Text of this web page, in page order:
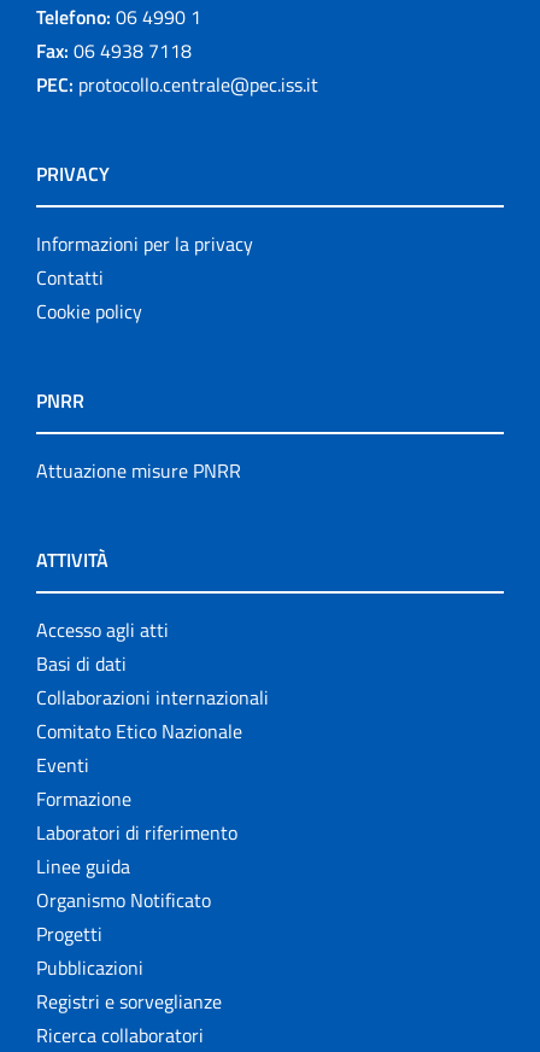
Telefono: 06 4990 1
Fax: 06 4938 7118
PEC: protocollo.centrale@pec.iss.it
PRIVACY
Informazioni per la privacy
Contatti
Cookie policy
PNRR
Attuazione misure PNRR
ATTIVITÀ
Accesso agli atti
Basi di dati
Collaborazioni internazionali
Comitato Etico Nazionale
Eventi
Formazione
Laboratori di riferimento
Linee guida
Organismo Notificato
Progetti
Pubblicazioni
Registri e sorveglianze
Ricerca collaboratori